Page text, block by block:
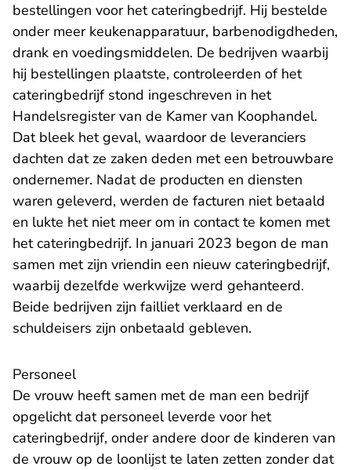
bestellingen voor het cateringbedrijf. Hij bestelde
onder meer keukenapparatuur, barbenodigdheden,
drank en voedingsmiddelen. De bedrijven waarbij
hij bestellingen plaatste, controleerden of het
cateringbedrijf stond ingeschreven in het
Handelsregister van de Kamer van Koophandel.
Dat bleek het geval, waardoor de leveranciers
dachten dat ze zaken deden met een betrouwbare
ondernemer. Nadat de producten en diensten
waren geleverd, werden de facturen niet betaald
en lukte het niet meer om in contact te komen met
het cateringbedrijf. In januari 2023 begon de man
samen met zijn vriendin een nieuw cateringbedrijf,
waarbij dezelfde werkwijze werd gehanteerd.
Beide bedrijven zijn failliet verklaard en de
schuldeisers zijn onbetaald gebleven.
Personeel
De vrouw heeft samen met de man een bedrijf
opgelicht dat personeel leverde voor het
cateringbedrijf, onder andere door de kinderen van
de vrouw op de loonlijst te laten zetten zonder dat